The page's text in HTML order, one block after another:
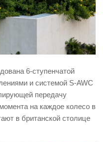
6-ступенчатой
и системой S-AWC
передачу
на каждое колесо в
в британской столице